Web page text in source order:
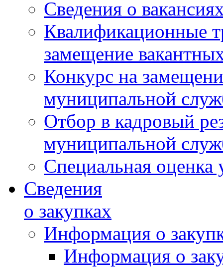
Сведения о
Квалификационные
замещение
Конкурс на
муниципальной
Отбор в кадровый
муниципальной
Специальная оценка
Сведения
о закупках
Информация о
Информация о